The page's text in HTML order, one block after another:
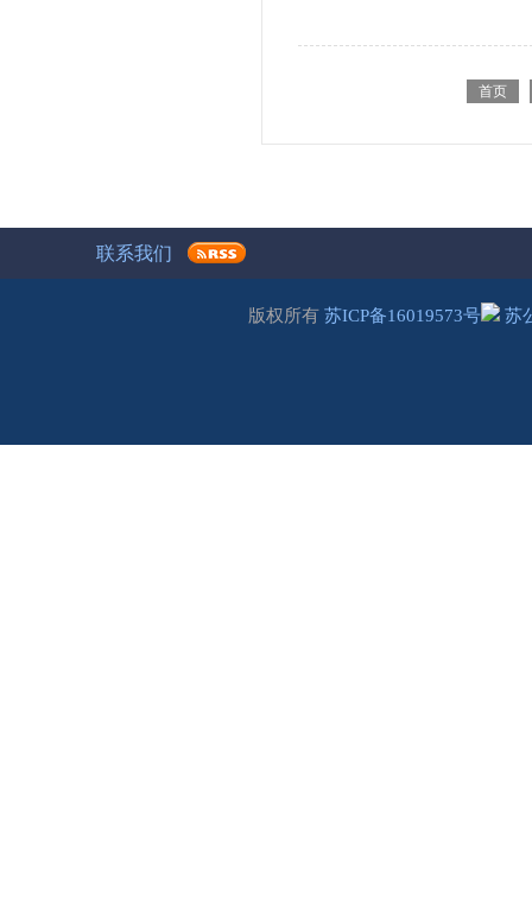
首页
联系我们
版权所有 苏ICP备16019573号 苏